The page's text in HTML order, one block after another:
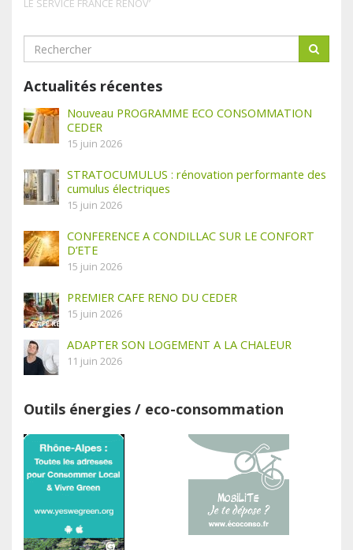
LE SERVICE FRANCE RENOV’
Actualités récentes
Nouveau PROGRAMME ECO CONSOMMATION
CEDER
15 juin 2026
STRATOCUMULUS : rénovation performante des
cumulus électriques
15 juin 2026
CONFERENCE A CONDILLAC SUR LE CONFORT
D’ETE
15 juin 2026
PREMIER CAFE RENO DU CEDER
15 juin 2026
ADAPTER SON LOGEMENT A LA CHALEUR
11 juin 2026
Outils énergies / eco-consommation